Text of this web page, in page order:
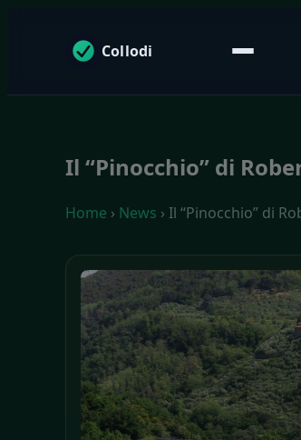
Collodi
Il “Pinocchio” di
Home › News › Il “Pinocchio” di